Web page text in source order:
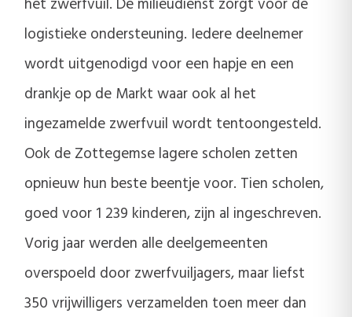
het zwerfvuil. De milieudienst zorgt voor de
logistieke ondersteuning. Iedere deelnemer
wordt uitgenodigd voor een hapje en een
drankje op de Markt waar ook al het
ingezamelde zwerfvuil wordt tentoongesteld.
Ook de Zottegemse lagere scholen zetten
opnieuw hun beste beentje voor. Tien scholen,
goed voor 1 239 kinderen, zijn al ingeschreven.
Vorig jaar werden alle deelgemeenten
overspoeld door zwerfvuiljagers, maar liefst
350 vrijwilligers verzamelden toen meer dan